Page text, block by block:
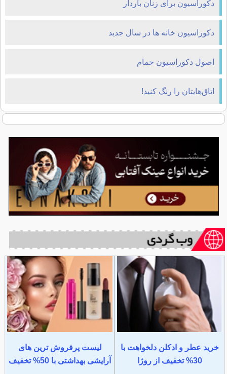
دکوراسیون برای زنان باردار
دکوراسیون خانه ها در سال جدید
اصول دکوراسیون حمام
اتاق‌هایتان را رنگ کنید!
خرید عطر و ادکلن دلخواهت با
30% تخفیف از روژا
لیست پرفروش ترین های
آرایشی بهداشتی با 50% تخفیف